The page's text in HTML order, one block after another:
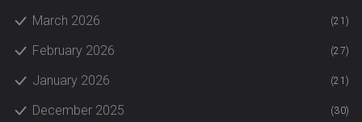
March 2026 (21)
February 2026 (27)
January 2026 (21)
December 2025 (30)